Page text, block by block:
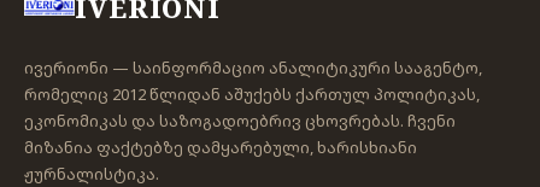
IVERIONI
ივერიონი — საინფორმაციო ანალიტიკური სააგენტო,
რომელიც 2012 წლიდან აშუქებს ქართულ პოლიტიკას,
ეკონომიკას და საზოგადოებრივ ცხოვრებას. ჩვენი
მიზანია ფაქტებზე დამყარებული, ხარისხიანი
ჟურნალისტიკა.